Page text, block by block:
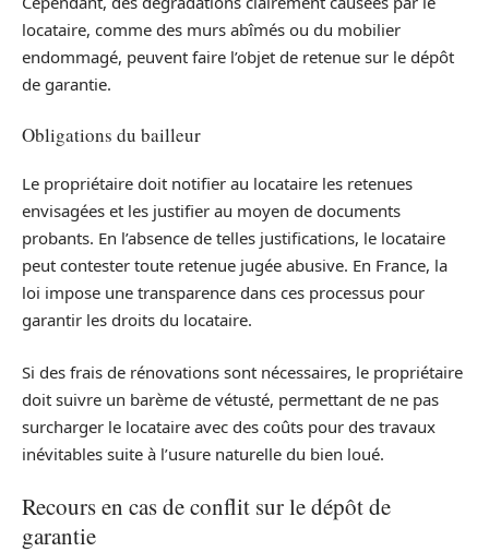
locataire, comme des murs abîmés ou du mobilier
endommagé, peuvent faire l’objet de retenue sur le dépôt
de garantie.
Obligations du bailleur
Le propriétaire doit notifier au locataire les retenues
envisagées et les justifier au moyen de documents
probants. En l’absence de telles justifications, le locataire
peut contester toute retenue jugée abusive. En France, la
loi impose une transparence dans ces processus pour
garantir les droits du locataire.
Si des frais de rénovations sont nécessaires, le propriétaire
doit suivre un barème de vétusté, permettant de ne pas
surcharger le locataire avec des coûts pour des travaux
inévitables suite à l’usure naturelle du bien loué.
Recours en cas de conflit sur le dépôt de
garantie